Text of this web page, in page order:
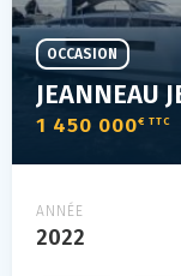
JEANNEAU
1 450 000€ TTC
OCCASION
ANNÉE
2022